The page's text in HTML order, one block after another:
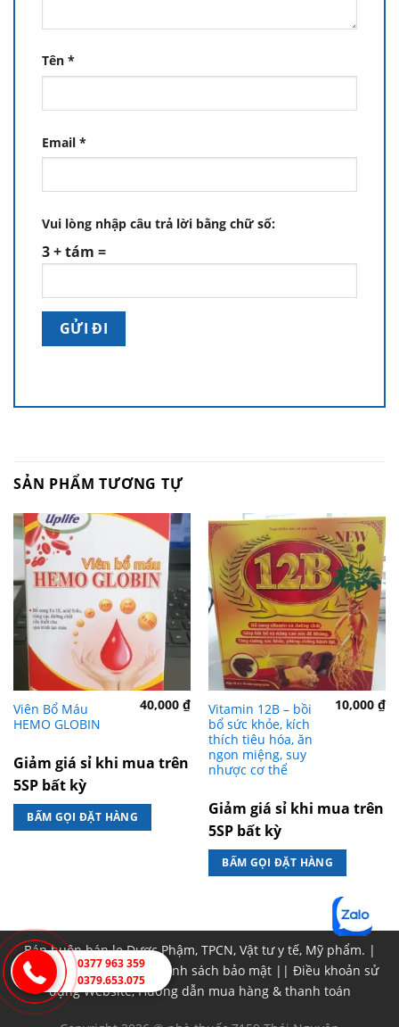
Tên *
Email *
Vui lòng nhập câu trả lời bằng chữ số:
3 + tám =
SẢN PHẨM TƯƠNG TỰ
Viên Bổ Máu
HEMO GLOBIN
40,000₫
Giảm giá sỉ khi mua trên
5SP bất kỳ
BẤM GỌI ĐẶT HÀNG
Vitamin 12B – bồi
bổ sức khỏe, kích
thích tiêu hóa, ăn
ngon miệng, suy
nhược cơ thể
10,000₫
Giảm giá sỉ khi mua trên
5SP bất kỳ
BẤM GỌI ĐẶT HÀNG
Bán buôn bán lẹ Dược Phậm, TPCN, Vật tư y tế, Mỹ phẩm. |
Chính sách đổi trả|| Chính sách bảo mật|| Điều khoản sử
dụng Website, Hướng dẫn mua hàng & thanh toán
0377 963 359
0379.653.075